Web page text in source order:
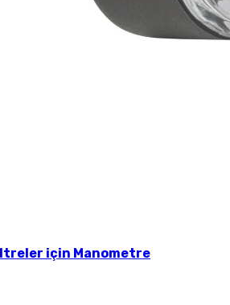
için Manometre